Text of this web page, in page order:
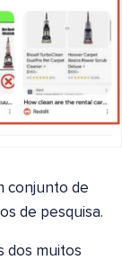
conjunto de
de pesquisa.
dos muitos